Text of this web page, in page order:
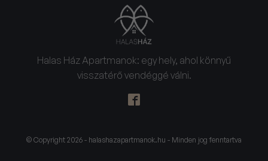
Halas Ház Apartmanok: egy hely, ahol könnyű
visszatérő vendéggé válni.
© Copyright 2026 - halashazapartmanok.hu - Minden jog fenntartva